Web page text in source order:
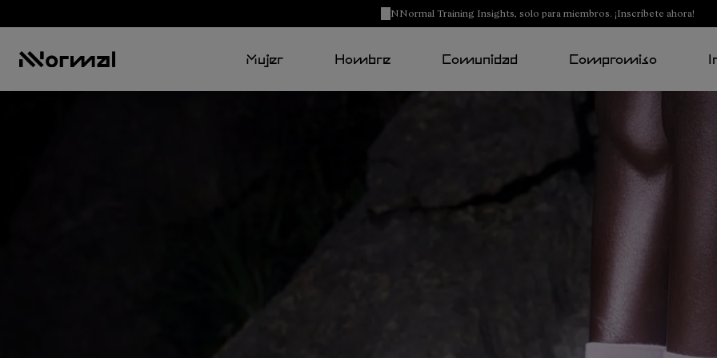
NNormal Training Insights, solo para miembros. ¡Inscríbete ahora!
Mujer Hombre Comunidad Compromiso